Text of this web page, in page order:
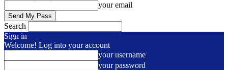
your email
Search
Sign in
Welcome! Log into your account
your username
your password